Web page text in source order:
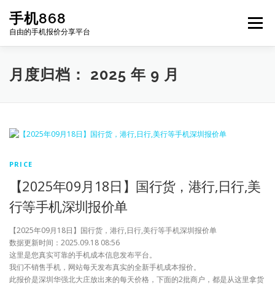
content
手机868
自由的手机报价分享平台
Menu
HOME 手机报价每日更新 二手手机
月度归档： 2025 年 9 月
PRICE
【2025年09月18日】国行货，港行,日行,美
行等手机深圳报价单
【2025年09月18日】国行货，港行,日行,美行等手机深圳报价单
数据更新时间：2025.09.18 08:56
这里是您真实可靠的手机成本信息发布平台。
我们不销售手机，网站每天发布真实的全新手机成本报价。
此报价是深圳华强北大庄放出来的每天价格，下面的2批商户，都是从这里拿货